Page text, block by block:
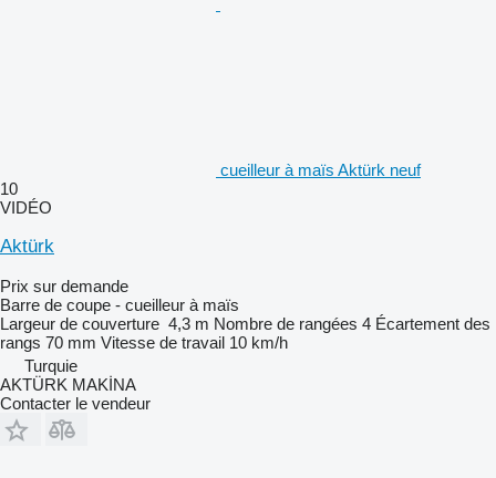
cueilleur à maïs Aktürk neuf
10
VIDÉO
Aktürk
Prix sur demande
Barre de coupe - cueilleur à maïs
Largeur de couverture 4,3 m Nombre de rangées 4 Écartement des
rangs 70 mm Vitesse de travail 10 km/h
Turquie
AKTÜRK MAKİNA
Contacter le vendeur